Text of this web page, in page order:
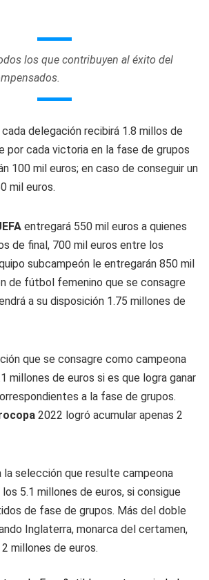
los que contribuyen al éxito del
delegación recibirá 1.8 millos de
por cada victoria en la fase de grupos
100 mil euros; en caso de conseguir un
mil euros.
entregará 550 mil euros a quienes
de final, 700 mil euros entre los
subcampeón le entregarán 850 mil
de fútbol femenino que se consagre
a su disposición 1.75 millones de
que se consagre como campeona
millones de euros si es que logra ganar
a la fase de grupos.
2022 logró acumular apenas 2
la selección que resulte campeona
5.1 millones de euros, si consigue
de fase de grupos. Más del doble
Inglaterra, monarca del certamen,
millones de euros.